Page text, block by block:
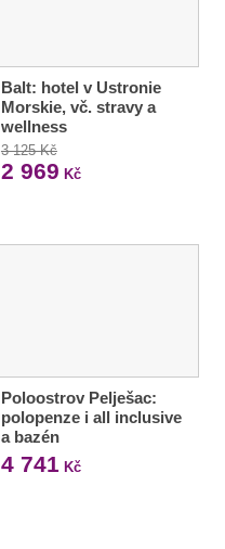
Balt: hotel v Ustronie
Morskie, vč. stravy a
wellness
3 125 Kč
2 969 Kč
Poloostrov Pelješac:
polopenze i all inclusive
a bazén
4 741 Kč